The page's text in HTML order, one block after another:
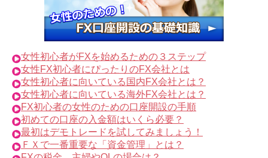
女性初心者がFXを始めるための３ステップ
女性FX初心者にぴったりのFX会社とは
女性初心者に向いている国内FX会社とは？
女性初心者に向いている海外FX会社とは？
FX初心者の女性のための口座開設の手順
初めての口座の入金額はいくら必要？
最初はデモトレードを試してみましょう！
ＦＸで一番重要な「資金管理」とは？